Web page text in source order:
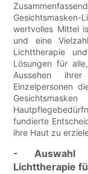
wertvolles Mittel
und eine
Lichttherapie
Lösungen für
Aussehen
Einzelpersonen
fundierte
ihre Haut zu
- Auswahl
Lichttherapie